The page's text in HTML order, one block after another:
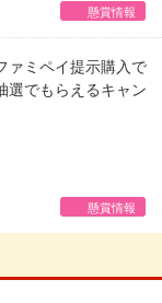
懸賞情報
ァミペイ提示購入で
選でもらえるキャン
懸賞情報